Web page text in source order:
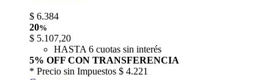
$ 6.384
20%
$ 5.107,20
HASTA 6 cuotas sin interés
5% OFF CON TRANSFERENCIA
* Precio sin Impuestos $ 4.221